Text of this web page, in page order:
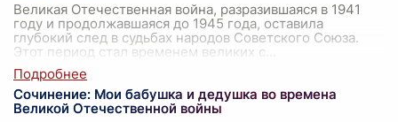
Великая Отечественная война, разразившаяся в 1941
году и продолжавшаяся до 1945 года, оставила
глубокий след в судьбах народов Советского Союза.
Этот период стал временем великих с
Сочинение: Мои бабушка и дедушка во времена
Великой Отечественной войны